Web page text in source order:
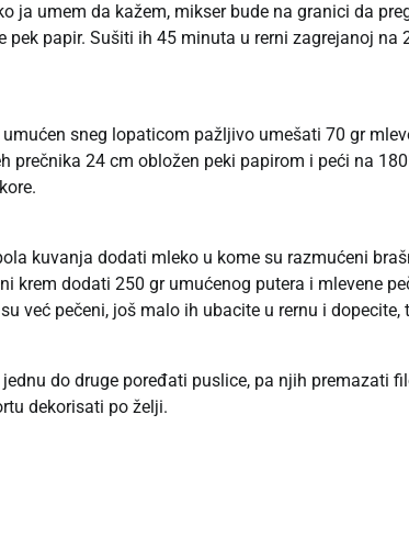
ja umem da kažem, mikser bude na granici da
papir. Sušiti ih 45 minuta u rerni zagrejanoj na
sneg lopaticom pažljivo umešati 70 gr
24 cm obložen peki papirom i peći na
kuvanja dodati mleko u kome su razmućeni
krem dodati 250 gr umućenog putera i mlevene
već pečeni, još malo ih ubacite u rernu i
do druge poređati puslice, pa njih premazati
dekorisati po želji.